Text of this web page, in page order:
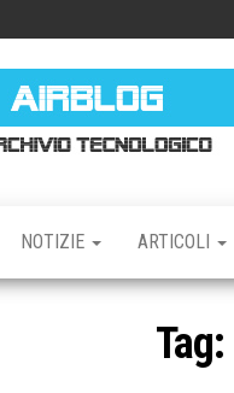
NOTIZIE ARTICOLI
Tag: